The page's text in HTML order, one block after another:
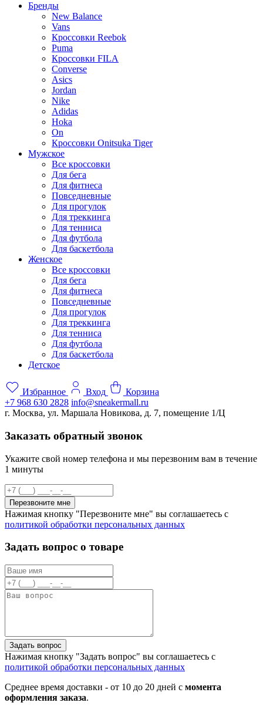
Бренды
New Balance
Vans
Кроссовки Reebok
Puma
Кроссовки FILA
Converse
Asics
Jordan
Nike
Adidas
Hoka
On
Кроссовки Onitsuka Tiger
Мужское
Все кроссовки
Для бега
Для фитнеса
Повседневные
Для прогулок
Для треккинга
Для тенниса
Для футбола
Для баскетбола
Женское
Все кроссовки
Для бега
Для фитнеса
Повседневные
Для прогулок
Для треккинга
Для тенниса
Для футбола
Для баскетбола
Детское
Избранное Вход
Корзина
+7 968 630 2828 info@sneakermall.ru
г. Москва, ул. Маршала Новикова, д. 7, помещение 1/Ц
Заказать обратный звонок
Укажите свой номер телефона и мы перезвоним вам в течение
1 минуты
Перезвоните мне
Нажимая кнопку "Перезвоните мне" вы соглашаетесь с
политикой обработки персональных данных
Задать вопрос о товаре
Задать вопрос
Нажимая кнопку "Задать вопрос" вы соглашаетесь с
политикой обработки персональных данных
Среднее время доставки - от 10 до 20 дней с момента
оформления заказа.